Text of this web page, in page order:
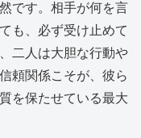
です。相手が何を言
も、必ず受け止めて
二人は大胆な行動や
頼関係こそが、彼ら
を保たせている最大